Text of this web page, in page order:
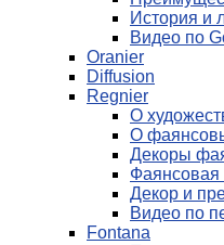
История и
Видео по
Oranier
Diffusion
Regnier
О
О
Декоры
Фаянсовая
Декор и
Видео по
Fontana